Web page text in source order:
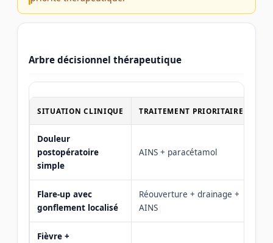
Arbre décisionnel thérapeutique
SITUATION CLINIQUE TRAITEMENT PRIORITAIRE
Douleur
postopératoire
simple
AINS + paracétamol
Flare-up avec
gonflement localisé
Réouverture + drainage +
AINS
Fièvre +